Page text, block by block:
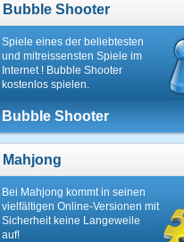
Bubble Shooter
Spiele eines der beliebtesten
und mitreissensten Spiele im
Internet ! Bubble Shooter
kostenlos spielen.
Bubble Shooter
Mahjong
Bei Mahjong kommt in seinen
vielfältigen Online-Versionen mit
Sicherheit keine Langeweile
auf!